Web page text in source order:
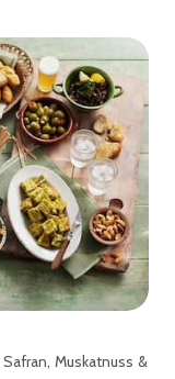
Muskatnuss &